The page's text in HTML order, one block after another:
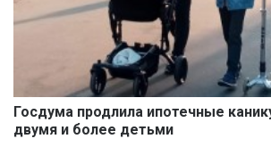
Госдума продлила ипотечные
двумя и более детьми